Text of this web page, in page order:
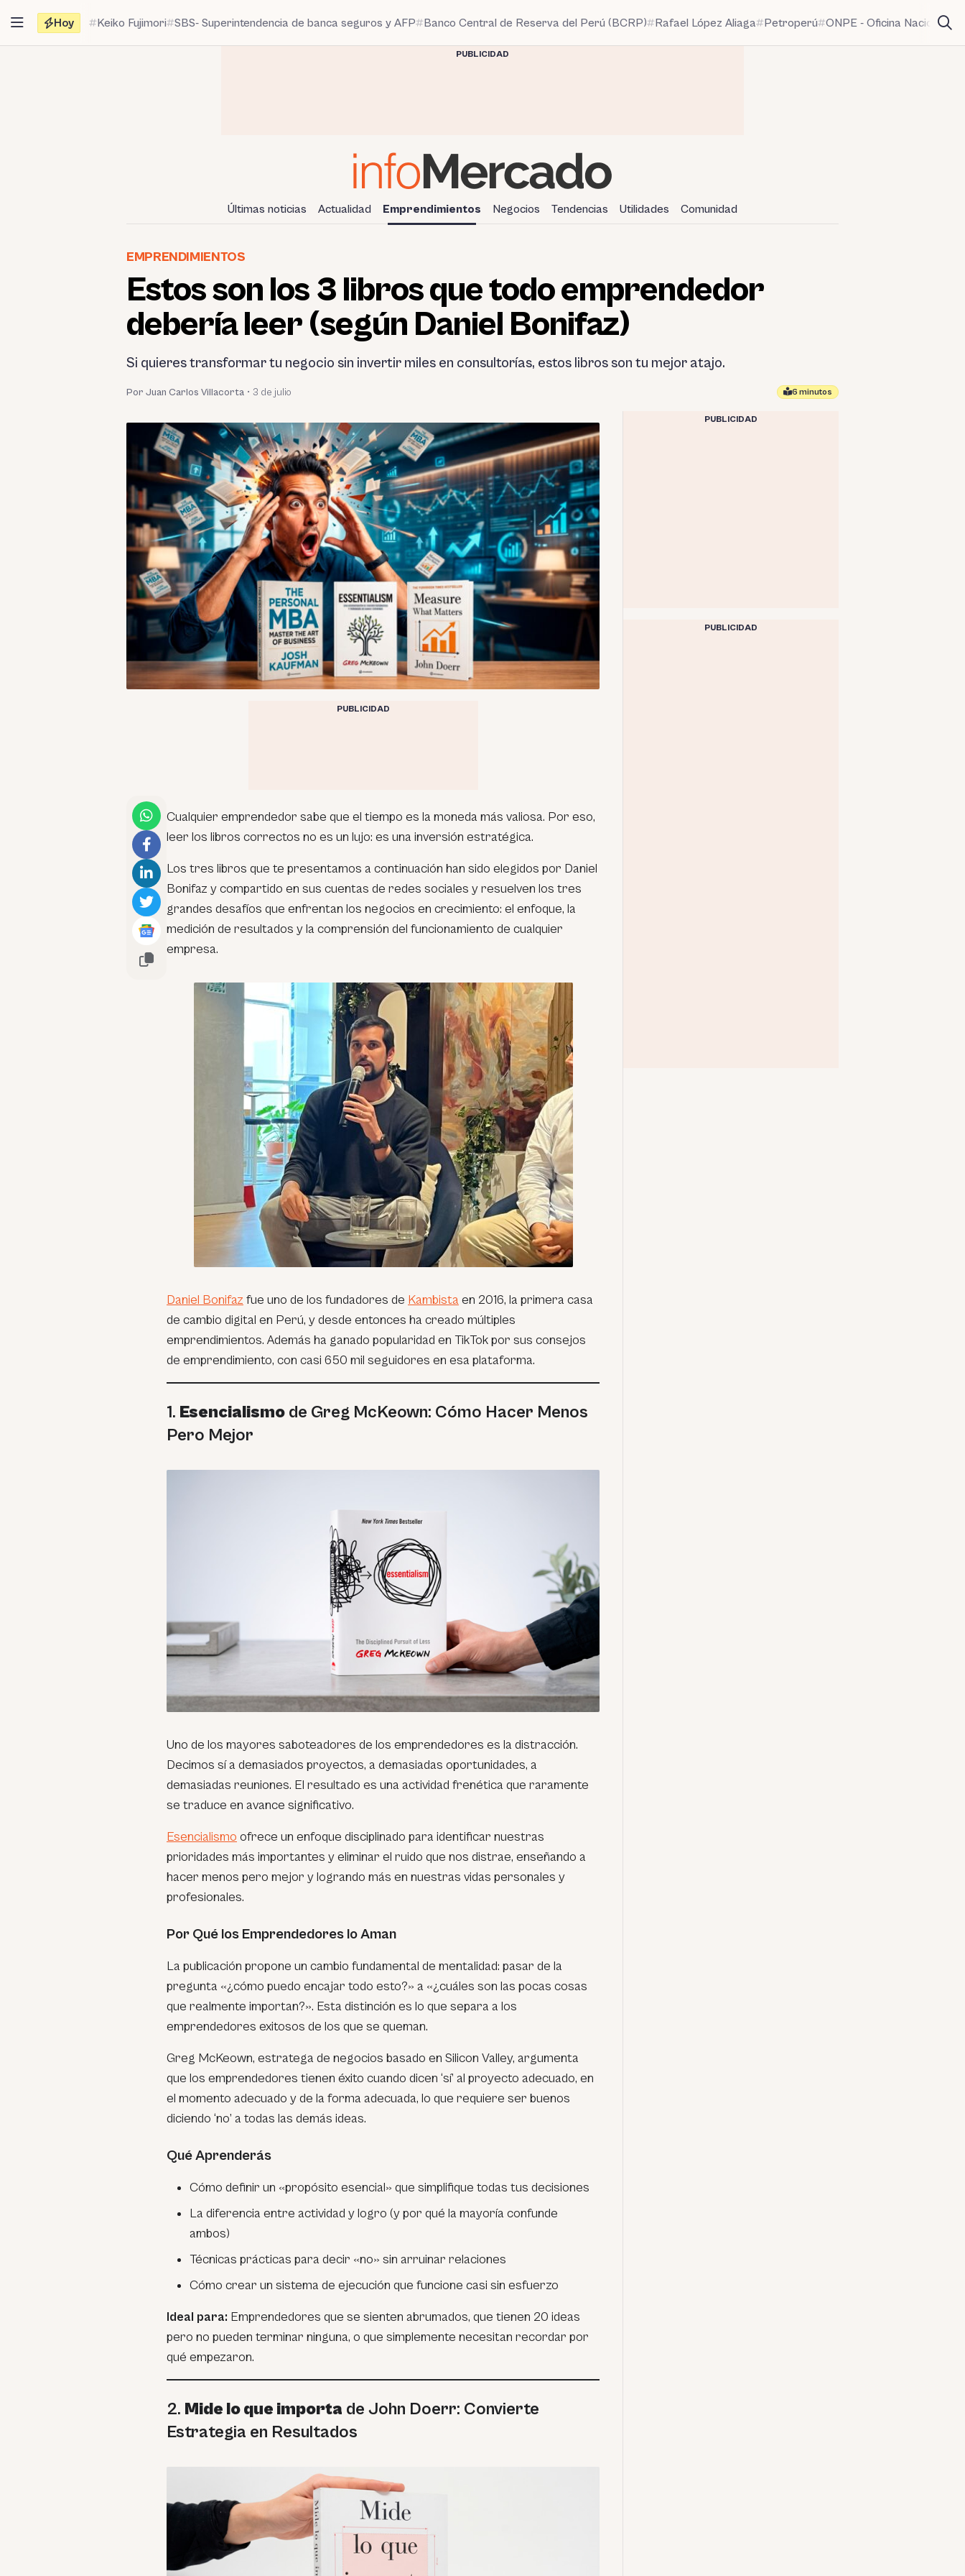
contenido
Hoy Keiko Fujimori SBS- Superintendencia de banca seguros y AFP Banco Central de Reserva del Perú (BCRP) Rafael López Aliaga Petroperú ONPE - Oficina Nacional
PUBLICIDAD
Últimas noticias Actualidad Emprendimientos Negocios Tendencias Utilidades Comunidad
EMPRENDIMIENTOS
Estos son los 3 libros que todo emprendedor
debería leer (según Daniel Bonifaz)
Si quieres transformar tu negocio sin invertir miles en consultorías, estos libros son tu mejor atajo.
Por Juan Carlos Villacorta • 3 de julio 6 minutos
PUBLICIDAD
Cualquier emprendedor sabe que el tiempo es la moneda más valiosa. Por eso,
leer los libros correctos no es un lujo: es una inversión estratégica.
Los tres libros que te presentamos a continuación han sido elegidos por Daniel
Bonifaz y compartido en sus cuentas de redes sociales y resuelven los tres
grandes desafíos que enfrentan los negocios en crecimiento: el enfoque, la
medición de resultados y la comprensión del funcionamiento de cualquier
empresa.
Daniel Bonifaz fue uno de los fundadores de Kambista en 2016, la primera casa
de cambio digital en Perú, y desde entonces ha creado múltiples
emprendimientos. Además ha ganado popularidad en TikTok por sus consejos
de emprendimiento, con casi 650 mil seguidores en esa plataforma.
1. Esencialismo de Greg McKeown: Cómo Hacer Menos
Pero Mejor
Uno de los mayores saboteadores de los emprendedores es la distracción.
Decimos sí a demasiados proyectos, a demasiadas oportunidades, a
demasiadas reuniones. El resultado es una actividad frenética que raramente
se traduce en avance significativo.
Esencialismo ofrece un enfoque disciplinado para identificar nuestras
prioridades más importantes y eliminar el ruido que nos distrae, enseñando a
hacer menos pero mejor y logrando más en nuestras vidas personales y
profesionales.
Por Qué los Emprendedores lo Aman
La publicación propone un cambio fundamental de mentalidad: pasar de la
pregunta «¿cómo puedo encajar todo esto?» a «¿cuáles son las pocas cosas
que realmente importan?». Esta distinción es lo que separa a los
emprendedores exitosos de los que se queman.
Greg McKeown, estratega de negocios basado en Silicon Valley, argumenta
que los emprendedores tienen éxito cuando dicen ‘sí’ al proyecto adecuado, en
el momento adecuado y de la forma adecuada, lo que requiere ser buenos
diciendo ‘no’ a todas las demás ideas.
Qué Aprenderás
Cómo definir un «propósito esencial» que simplifique todas tus decisiones
La diferencia entre actividad y logro (y por qué la mayoría confunde
ambos)
Técnicas prácticas para decir «no» sin arruinar relaciones
Cómo crear un sistema de ejecución que funcione casi sin esfuerzo
Ideal para: Emprendedores que se sienten abrumados, que tienen 20 ideas
pero no pueden terminar ninguna, o que simplemente necesitan recordar por
qué empezaron.
2. Mide lo que importa de John Doerr: Convierte
Estrategia en Resultados
PUBLICIDAD
PUBLICIDAD